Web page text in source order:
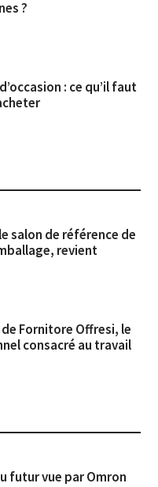
?
: ce qu’il faut
salon de référence de
revient
Fornitore Offresi, le
consacré au travail
futur vue par Omron